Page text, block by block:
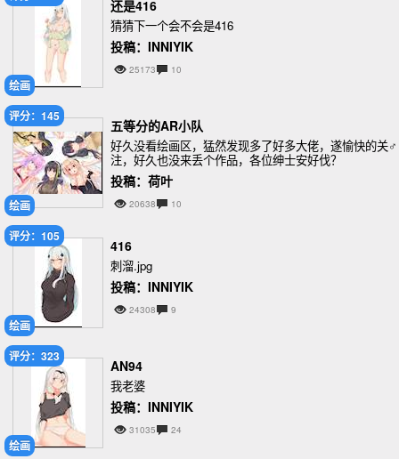
绘画
还是416
猜猜下一个会不会是416
投稿：INNIYIK
25173 10
绘画
评分：145
五等分的AR小队
好久没看绘画区，猛然发现多了好多大佬，遂愉快的关♂
注，好久也没来丢个作品，各位绅士安好伐？
投稿：荷叶
20638 10
绘画
评分：105
416
刺溜.jpg
投稿：INNIYIK
24308 9
绘画
评分：323
AN94
我老婆
投稿：INNIYIK
31035 24